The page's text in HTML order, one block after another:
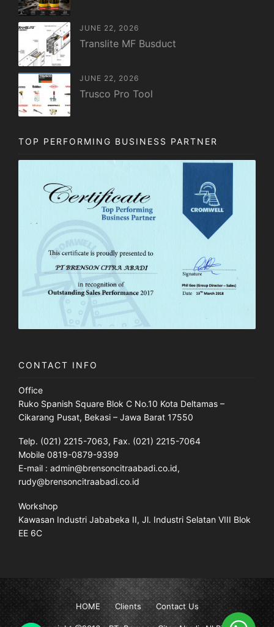
JUNE 22, 2026
Translite MF Busduct
JUNE 22, 2026
Trusco Pro Tool
TOP PERFORMING BUSINESS PARTNER
CONTACT INFO
Office
Ruko Spanish Square Blok C No.10 Kota Deltamas –
Cikarang Pusat, Bekasi – Jawa Barat 17550
Telp. (021) 2215-7063, Fax. (021) 2215-7064
Mobile 0819-0879-9399
E-mail : admin@brensoncitraabadi.co.id,
rudy@brensoncitraabadi.co.id
Workshop
Kawasan Industri Jababeka II, Jl. Industri Selatan VIII Blok
EE 6C
HOME Clients Contact Us